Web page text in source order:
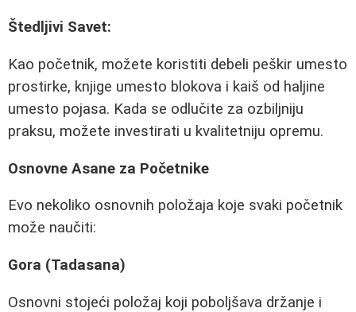
Štedljivi Savet:
Kao početnik, možete koristiti debeli peškir umesto
prostirke, knjige umesto blokova i kaiš od haljine
umesto pojasa. Kada se odlučite za ozbiljniju
praksu, možete investirati u kvalitetniju opremu.
Osnovne Asane za Početnike
Evo nekoliko osnovnih položaja koje svaki početnik
može naučiti:
Gora (Tadasana)
Osnovni stojeći položaj koji poboljšava držanje i